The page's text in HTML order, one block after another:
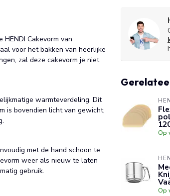
Cakevorm van
voor het bakken van heerlijke
zal deze cakevorm je niet
warmteverdeling. Dit
is bovendien licht van gewicht,
met de hand schoon te
weer als nieuw te laten
gebruik.
Op
Op